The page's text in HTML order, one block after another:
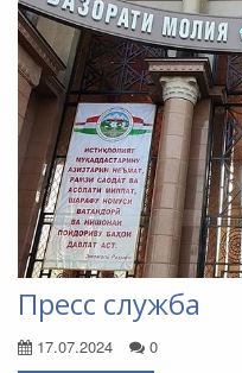
Пресс служба
17.07.2024 0